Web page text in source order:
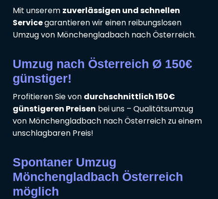
Mit unserem zuverlässigen und schnellen
Servicegarantieren wir einen reibungslosen
Umzug von Mönchengladbach nach Österreich.
Umzug nach Österreich Ø 150€
günstiger!
Profitieren Sie von durchschnittlich 150€
günstigeren Preisen bei uns – Qualitätsumzug
von Mönchengladbach nach Österreich zu einem
unschlagbaren Preis!
Spontaner Umzug
Mönchengladbach Österreich
möglich